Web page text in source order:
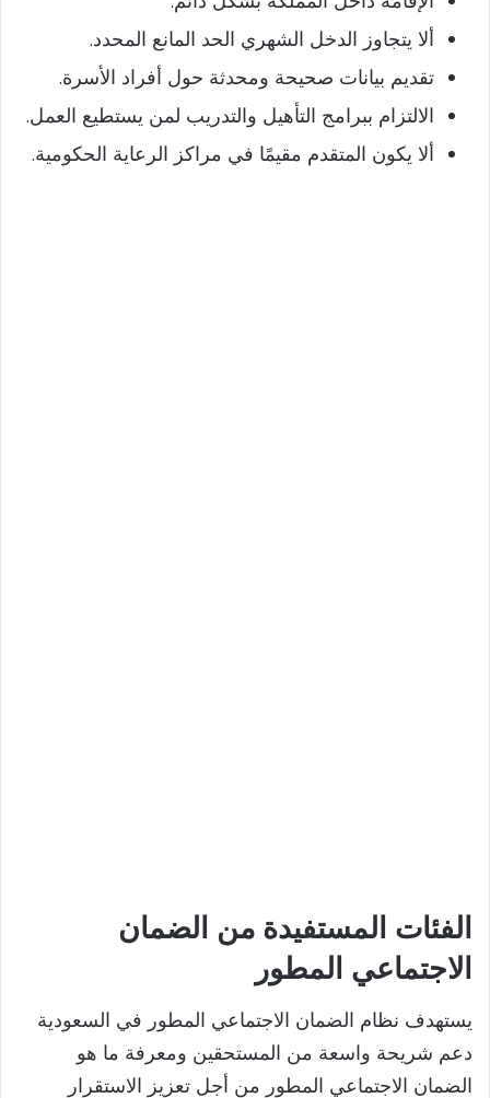
ألا يتجاوز الدخل الشهري الحد المانع المحدد.
تقديم بيانات صحيحة ومحدثة حول أفراد الأسرة.
الالتزام ببرامج التأهيل والتدريب لمن يستطيع العمل.
ألا يكون المتقدم مقيمًا في مراكز الرعاية الحكومية.
الفئات المستفيدة من الضمان
الاجتماعي المطور
يستهدف نظام الضمان الاجتماعي المطور في السعودية
دعم شريحة واسعة من المستحقين ومعرفة ما هو
الضمان الاجتماعي المطور من أجل تعزيز الاستقرار